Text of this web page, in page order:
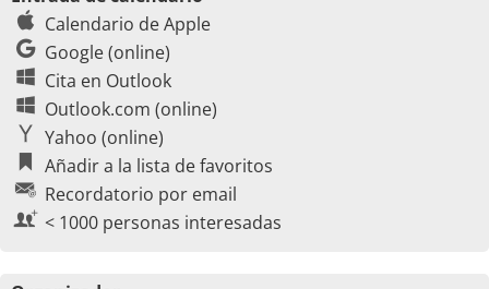
Calendario de Apple
Google (online)
Cita en Outlook
Outlook.com (online)
Yahoo (online)
Añadir a la lista de favoritos
Recordatorio por email
< 1000 personas interesadas